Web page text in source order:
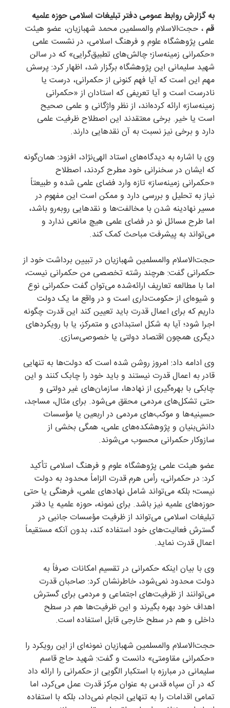
به گزارش روابط عمومی دفتر تبلیغات اسلامی حوزه علمیه
قم ، حجت‌الاسلام والمسلمین محمد شهبازیان، عضو هیئت
علمی پژوهشگاه علوم و فرهنگ اسلامی، در نشست علمی
«حکمرانی زمینه‌ساز؛ چالش‌های تطبیق‌گرایی» که در سالن
شهید سلیمانی این پژوهشگاه برگزار شد، اظهار کرد: پرسش
مهم این است که آیا فهم کنونی از حکمرانی، درست یا
نادرست است و آیا تعریفی که استادان از «حکمرانی
زمینه‌ساز» ارائه کرده‌اند، از نظر واژگانی و علمی صحیح
است یا خیر. برخی معتقدند این اصطلاح ظرفیت علمی
دارد و برخی نیز نسبت به آن نقد‌هایی دارند.
وی با اشاره به دیدگاه‌های استاد الهی‌نژاد، افزود: همان‌گونه
که ایشان در سخنرانی خود مطرح کردند، اصطلاح
«حکمرانی زمینه‌ساز» تازه وارد فضای علمی شده و طبیعتاً
نیاز به تحلیل و بررسی دارد و ممکن است این مفهوم در
مسیر نهادینه شدن با مخالفت‌ها و نقد‌هایی روبه‌رو باشد،
اما طرح مسائل نو در فضای علمی هیچ مانعی ندارد و
می‌تواند به پیشرفت مباحث کمک کند.
حجت‌الاسلام والمسلمین شهبازیان در تبیین برداشت خود از
حکمرانی گفت: هرچند رشته تخصصی من حکمرانی نیست،
اما با مطالعه تعاریف ارائه‌شده می‌توان گفت حکمرانی نوع
و شیوه‌ای از حکومت‌داری است و در واقع ما یک دولت
داریم که برای اعمال قدرت باید تعیین کند این قدرت چگونه
اجرا شود؛ آیا به شکل استبدادی و متمرکز، یا با رویکرد‌های
دیگری همچون اقتصاد دولتی یا خصوصی‌سازی.
وی ادامه داد: امروز روشن شده است که دولت‌ها به تنهایی
قادر به اعمال قدرت نیستند و باید خود را چابک کنند و این
چابکی با بهره‌گیری از نهادها، سازمان‌های غیر دولتی و
حتی تشکل‌های مردمی محقق می‌شود. برای مثال، مساجد،
حسینیه‌ها و موکب‌های مردمی در اربعین یا مؤسسات
دانش‌بنیان و پژوهشکده‌های علمی، همگی بخشی از
سازوکار حکمرانی محسوب می‌شوند.
عضو هیئت علمی پژوهشگاه علوم و فرهنگ اسلامی تأکید
کرد: در حکمرانی، رأس هرم قدرت الزاماً محدود به دولت
نیست؛ بلکه می‌تواند شامل نهاد‌های علمی، فرهنگی یا حتی
حوزه‌های علمیه نیز باشد. برای نمونه، حوزه علمیه یا دفتر
تبلیغات اسلامی می‌تواند از ظرفیت مؤسسات جانبی در
گسترش فعالیت‌های خود استفاده کند، بدون آنکه مستقیماً
اعمال قدرت نماید.
وی با بیان اینکه حکمرانی در تقسیم امکانات صرفاً به
دولت محدود نمی‌شود، خاطرنشان کرد: صاحبان قدرت
می‌توانند از ظرفیت‌های اجتماعی و مردمی برای گسترش
اهداف خود بهره بگیرند و این ظرفیت‌ها هم در سطح
داخلی و هم در سطح خارجی قابل استفاده است.
حجت‌الاسلام والمسلمین شهبازیان نمونه‌ای از این رویکرد را
«حکمرانی مقاومتی» دانست و گفت: شهید حاج قاسم
سلیمانی در مبارزه با استکبار الگویی از حکمرانی را ارائه داد
که در آن سپاه قدس به عنوان مرکز قدرت عمل می‌کرد، اما
تمامی اقدامات را به تنهایی انجام نمی‌داد، بلکه با استفاده